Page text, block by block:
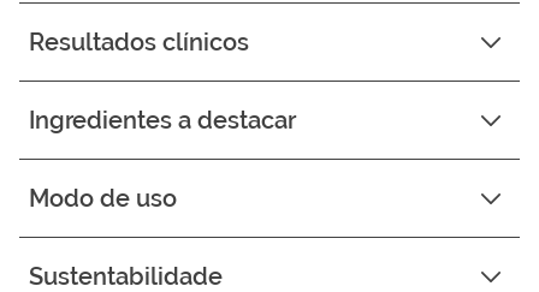
Resultados clínicos
Ingredientes a destacar
Modo de uso
Sustentabilidade